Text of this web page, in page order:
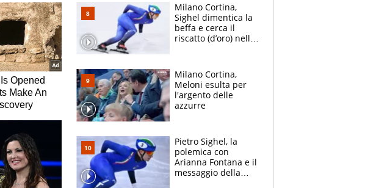
Milano Cortina,
Sighel dimentica la
beffa e cerca il
riscatto (d’oro) nella
Milano Cortina,
Meloni esulta per
l'argento delle
azzurre
Pietro Sighel, la
polemica con
Arianna Fontana e il
messaggio della